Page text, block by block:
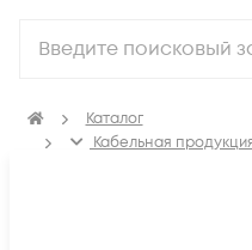
Каталог
Кабельная